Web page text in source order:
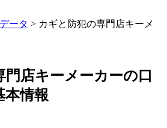
ータ > カギと防犯の専門店キーメ
門店キーメーカーの口
本情報